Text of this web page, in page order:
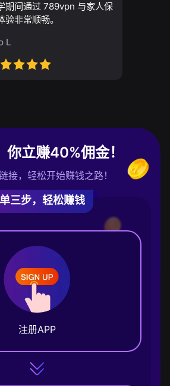
期间通过 789vpn 与家人保
验非常顺畅。
L
你立赚40%佣金！
接，轻松开始赚钱之路！
三步，轻松赚钱
注册APP